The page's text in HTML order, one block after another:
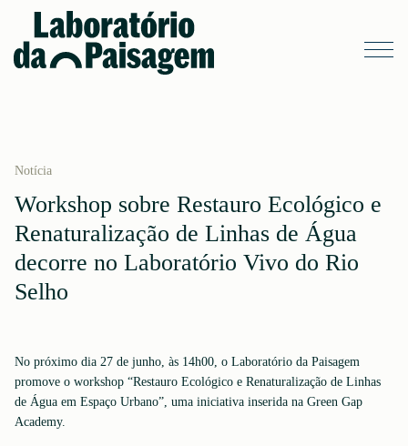
Notícia
Workshop sobre Restauro Ecológico e
Renaturalização de Linhas de Água
decorre no Laboratório Vivo do Rio
Selho
No próximo dia 27 de junho, às 14h00, o Laboratório da Paisagem
promove o workshop “Restauro Ecológico e Renaturalização de Linhas
de Água em Espaço Urbano”, uma iniciativa inserida na Green Gap
Academy.